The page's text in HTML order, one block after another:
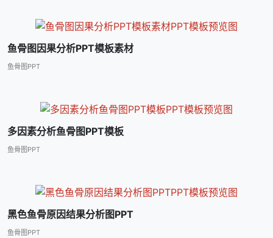
鱼骨图因果分析PPT模板素材
鱼骨图PPT
多因素分析鱼骨图PPT模板
鱼骨图PPT
黑色鱼骨原因结果分析图PPT
鱼骨图PPT